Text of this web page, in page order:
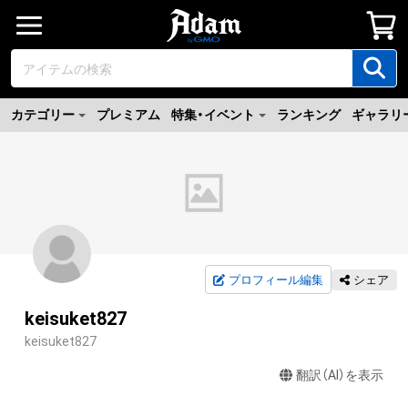
カテゴリー プレミアム 特集・イベント ランキング ギャラリ
プロフィール編集 シェア
keisuket827
keisuket827
翻訳（AI）を表示